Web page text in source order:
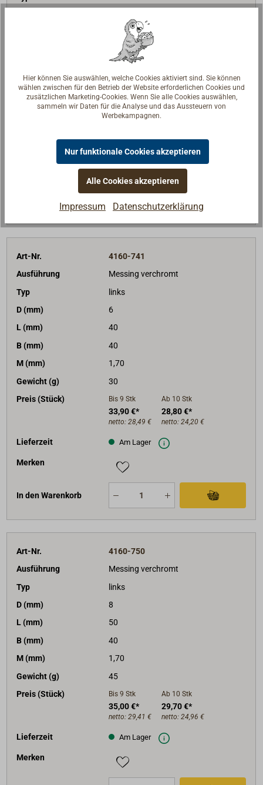
Gewicht (g)
45
Preis (Stück)
Bis 9Stk
35,00 €*
Ab 10Stk
Am Lager
Art-Nr.
4160-741
Ausführung
Messing verchromt
Typ
links
D (mm)
6
L (mm)
40
B (mm)
40
M (mm)
1,70
Gewicht (g)
30
Preis (Stück)
Bis 9 Stk
33,90 €*
netto: 28,49 €
Ab 10 Stk
28,80 €*
netto: 24,20 €
Lieferzeit Am Lager
Merken
In den Warenkorb
Art-Nr.
4160-750
Ausführung
Messing verchromt
Typ
links
D (mm)
8
L (mm)
50
B (mm)
40
M (mm)
1,70
Gewicht (g)
45
Preis (Stück)
Bis 9 Stk
35,00 €*
netto: 29,41 €
Ab 10 Stk
29,70 €*
netto: 24,96 €
Lieferzeit Am Lager
Merken
Hier können Sie auswählen, welche Cookies aktiviert sind. Sie können
wählen zwischen für den Betrieb der Website erforderlichen Cookies und
zusätzlichen Marketing-Cookies. Wenn Sie alle Cookies auswählen,
sammeln wir Daten für die Analyse und das Aussteuern von
Werbekampagnen.
Nur funktionale Cookies akzeptieren
Alle Cookies akzeptieren
Impressum Datenschutzerklärung